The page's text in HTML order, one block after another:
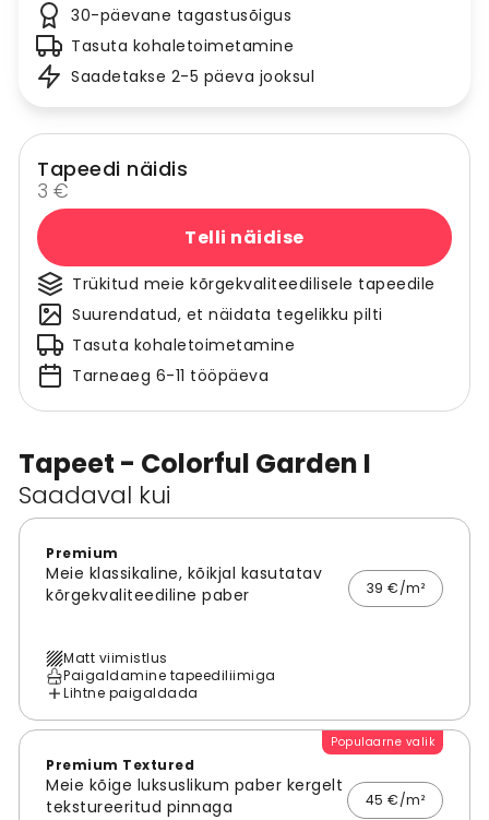
Tapeet - Colorful Garden I
Saadaval kui
Premium
Meie klassikaline, kõikjal kasutatav
kõrgekvaliteediline paber
39 €/m²
Matt viimistlus
Paigaldamine tapeediliimiga
Lihtne paigaldada
Populaarne valik
Premium Textured
Meie kõige luksuslikum paber kergelt
tekstureeritud pinnaga
45 €/m²
30-päevane tagastusõigus
Tasuta kohaletoimetamine
Saadetakse 2-5 päeva jooksul
Tapeedi näidis
3 €
Telli näidise
Trükitud meie kõrgekvaliteedilisele tapeedile
Suurendatud, et näidata tegelikku pilti
Tasuta kohaletoimetamine
Tarneaeg 6-11 tööpäeva